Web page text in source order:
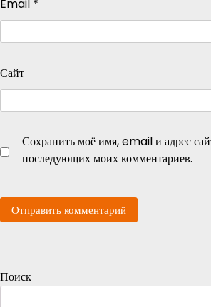
Email *
Сайт
Сохранить моё имя, email и адрес
последующих моих комментариев.
Поиск